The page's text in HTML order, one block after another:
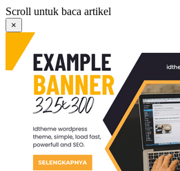
Langsung
ke
konten
Scroll untuk baca artikel
×